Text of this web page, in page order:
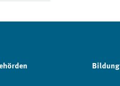
Bildung